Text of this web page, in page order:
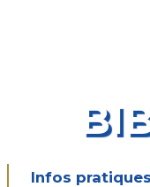
Infos pratiques